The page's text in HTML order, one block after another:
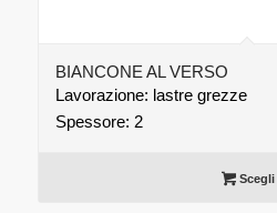
BIANCONE AL VERSO
Lavorazione: lastre grezze
Spessore: 2
Scegli